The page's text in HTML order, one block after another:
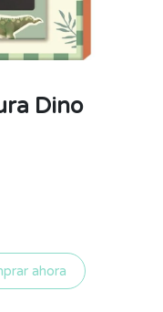
Dino
ahora